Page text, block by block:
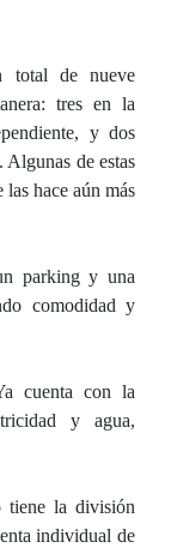
total de nueve
tres en la
y dos
Algunas de estas
hace aún más
parking y una
comodidad y
cuenta con la
y agua,
tiene la división
individual de